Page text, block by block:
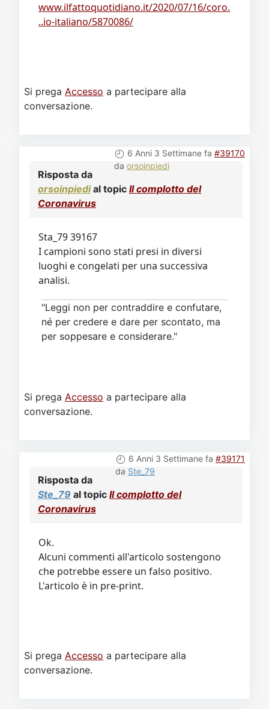
www.ilfattoquotidiano.it/2020/07/16/coro.
..io-italiano/5870086/
Si prega Accesso a partecipare alla
conversazione.
6 Anni 3 Settimane fa #39170
da orsoinpiedi
Risposta da
orsoinpiedial topic Il complotto del
Coronavirus
Sta_79 39167
I campioni sono stati presi in diversi
luoghi e congelati per una successiva
analisi.
"Leggi non per contraddire e confutare,
né per credere e dare per scontato, ma
per soppesare e considerare."
Si prega Accesso a partecipare alla
conversazione.
6 Anni 3 Settimane fa #39171
da Ste_79
Risposta da
Ste_79 al topic Il complotto del
Coronavirus
Ok.
Alcuni commenti all'articolo sostengono
che potrebbe essere un falso positivo.
L'articolo è in pre-print.
Si prega Accesso a partecipare alla
conversazione.